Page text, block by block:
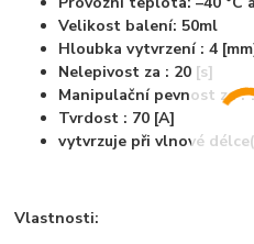
Velikost balení: 50ml
Hloubka vytvrzení : 4
Nelepivost za : 20 [s]
Manipulační pevnost za :
Tvrdost : 70 [A]
vytvrzuje při vlnové
Vlastnosti: